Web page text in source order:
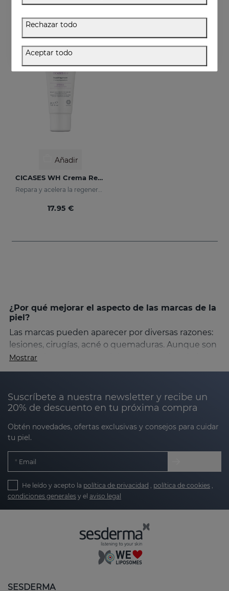
Añadir
CICASES WH Crema Reparadora
Repara y acelera la regeneración de la piel
17.95 €
¿Por qué mejorar el aspecto de las marcas de la
piel?
Las marcas pueden aparecer por diversas razones:
lesiones, cirugías, acné o quemaduras. Aunque son
parte del proceso natural de regeneración de la
piel, su apariencia puede generar incomodidad
productos diseñados para ayudar a mejorar la
textura, suavizar irregularidades y unificar el tono
Nuestros productos están diseñados para:
estimulando el proceso natural de renovación
celular.
reduciendo la
apariencia de marcas rugosas o abultadas.
minimizando las marcas de
hiperpigmentación o enrojecimiento.
Mostrar
Suscríbete a nuestra newsletter y recibe un
20% de descuento en tu próxima compra
Obtén novedades, ofertas exclusivas y consejos para cuidar
tu piel.
Email
He leído y acepto la política de privacidad , política de cookies ,
condiciones generales y el aviso legal
SESDERMA
Rechazar todo
Aceptar todo